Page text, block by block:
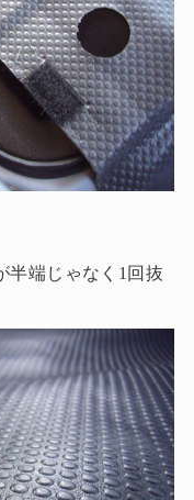
半端じゃなく1回抜